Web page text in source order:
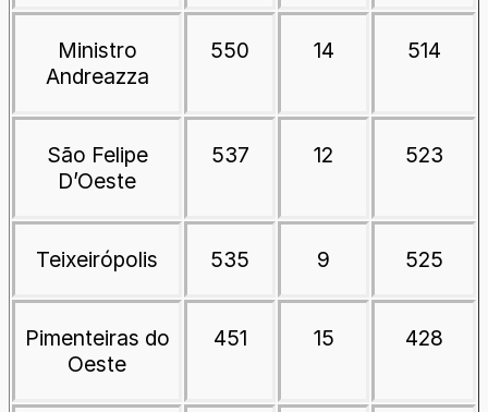
Ministro
Andreazza
550 14 514
São Felipe
D’Oeste
537 12 523
Teixeirópolis 535 9 525
Pimenteiras do
Oeste
451 15 428